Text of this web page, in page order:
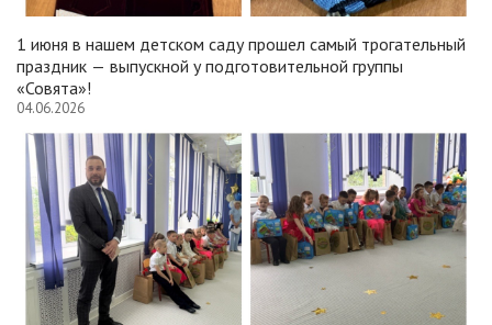
1 июня в нашем детском саду прошел самый трогательный
праздник — выпускной у подготовительной группы
«Совята»!
04.06.2026